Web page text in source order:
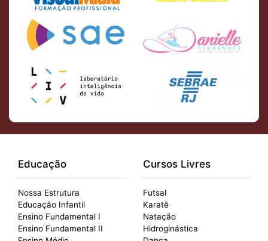
Educação
Nossa Estrutura
Educação Infantil
Ensino Fundamental I
Ensino Fundamental II
Cursos Livres
Futsal
Karatê
Natação
Hidroginástica